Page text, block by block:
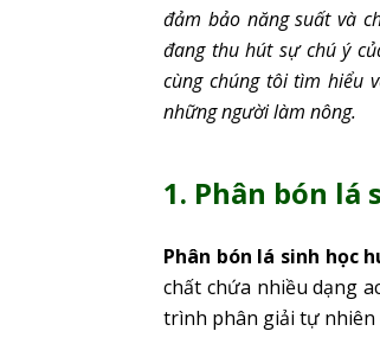
đảm bảo năng suất và
đang thu hút sự chú ý
cùng chúng tôi tìm hiểu
những người làm nông.
1. Phân bón lá
Phân bón lá sinh học
chất chứa nhiều dạng
trình phân giải tự nhiên